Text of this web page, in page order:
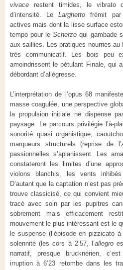
vivace restent timides, le vibrato
d’intensité. LeLarghetto frémit par
actives mais dont la lisse surface
tempo pour leScherzo qui gambade
aux saillies. Les pratiques nourries au
très communicatif. Les bois peu
amoindrissent le pétulant Finale, qui
débordant d’allégresse.
L’interprétation de l’opus 68
masse coagulée, une perspective
la propulsion initiale ne dispense
paysage. Le parcours privilégie l’à-
sonorité quasi organistique,
marqueurs structurels (reprise de l’
passionnelles s’aplanissent. Les
constateront les limites d’une
violons blanchis, les vents
D’autant que la captation n’est pas
trouve classicisé, ce qui convient
tracé avec soin par les pupitres
sobrement mais efficacement
mouvement le plus intéressant est le
le suspense (l’épisode en pizzicato
solennité (les cors à 2’57, l’allegro
narratif, presque brucknérien,
irruption à 6’23 retombe dans les